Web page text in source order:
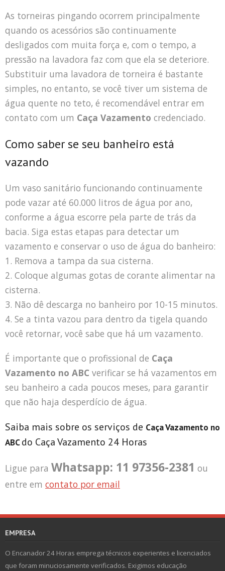
As torneiras pingando ocorrem principalmente
quando os acessórios são continuamente
desligados com muita força e, com o tempo, a
pressão na lavadora faz com que ela se deteriore.
Substituir uma lavadora de torneira é bastante
simples, no entanto, se você tiver um sistema de
água quente no teto, é recomendável entrar em
contato com um Caça Vazamento credenciado.
Como saber se seu banheiro está
vazando
Um vaso sanitário funcionando continuamente
pode vazar até 60.000 litros de água por ano,
conforme a água escorre pela parte de trás da
bacia. Siga estas etapas para detectar um
vazamento e conservar o uso de água do banheiro:
1. Remova a tampa da sua cisterna.
2. Coloque algumas gotas de corante alimentar na
cisterna.
3. Não dê descarga no banheiro por 10-15 minutos.
4. Se a tinta vazou para dentro da tigela quando
você retornar, você sabe que há um vazamento.
É importante que o profissional de Caça
Vazamento no ABC verificar se há vazamentos em
seu banheiro a cada poucos meses, para garantir
que não haja desperdício de água.
Saiba mais sobre os serviços de Caça Vazamento no
ABCdo Caça Vazamento 24 Horas
Ligue para Whatsapp: 11 97356-2381 ou
entre em contato por email
EMPRESA
O Encanador 24 Horas emprega técnicos experientes e licenciados
que foram minuciosamente verificados. Exigimos educação